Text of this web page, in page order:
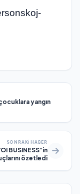
yangın
SONRAKI HABER
BUSINESS”in
özetledi